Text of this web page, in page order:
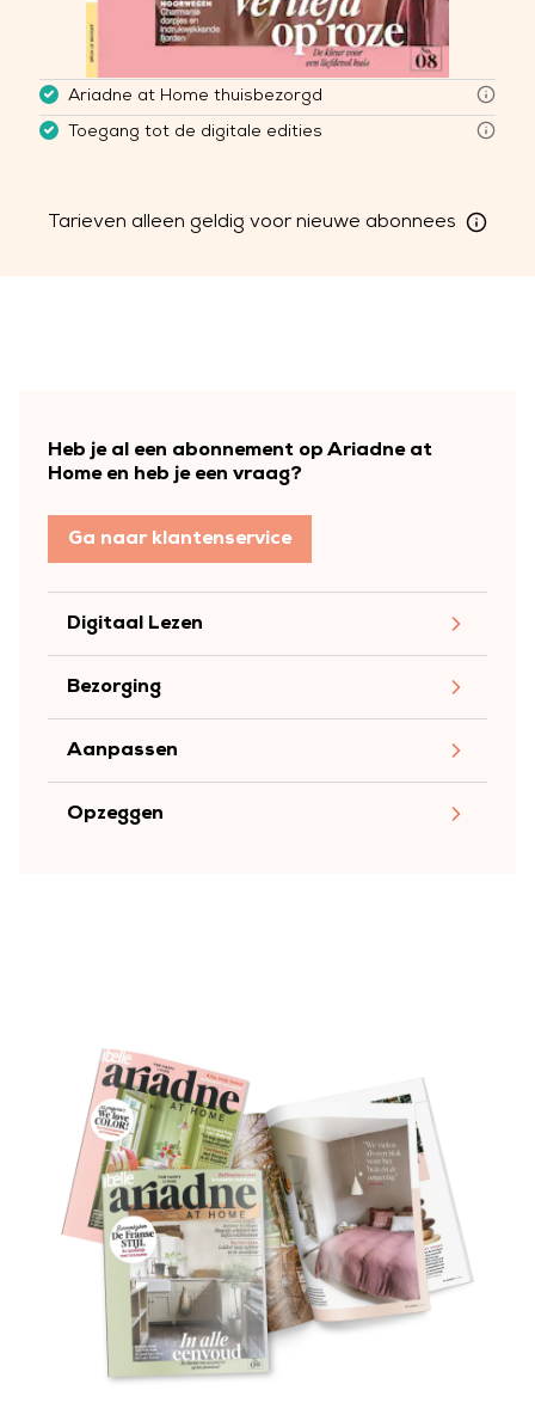
Ariadne at Home thuisbezorgd
Toegang tot de digitale edities
Tarieven alleen geldig voor nieuwe abonnees
Heb je al een abonnement op Ariadne at
Home en heb je een vraag?
Ga naar klantenservice
Digitaal Lezen
Bezorging
Aanpassen
Opzeggen